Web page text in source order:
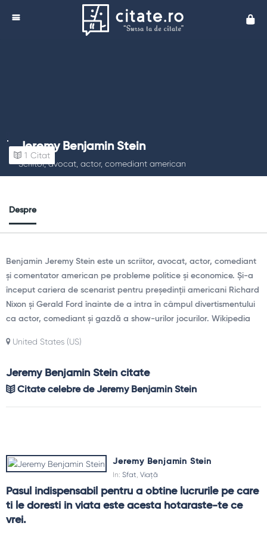
Jeremy Benjamin Stein
Scriitor, avocat, actor, comediant american
1 Citat
Despre
Benjamin Jeremy Stein este un scriitor, avocat, actor, comediant
și comentator american pe probleme politice și economice. Și-a
început cariera de scenarist pentru președinții americani Richard
Nixon și Gerald Ford înainte de a intra în câmpul divertismentului
ca actor, comediant și gazdă a show-urilor jocurilor. Wikipedia
United States (US)
Jeremy Benjamin Stein citate
Citate celebre de Jeremy Benjamin Stein
Jeremy Benjamin Stein
In: Sfat, Viață
Pasul indispensabil pentru a obtine lucrurile pe care
ti le doresti in viata este acesta hotaraste-te ce
vrei.